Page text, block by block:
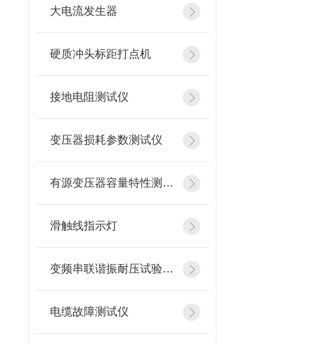
大电流发生器
硬质冲头标距打点机
接地电阻测试仪
变压器损耗参数测试仪
有源变压器容量特性测试仪
滑触线指示灯
变频串联谐振耐压试验装置
电缆故障测试仪